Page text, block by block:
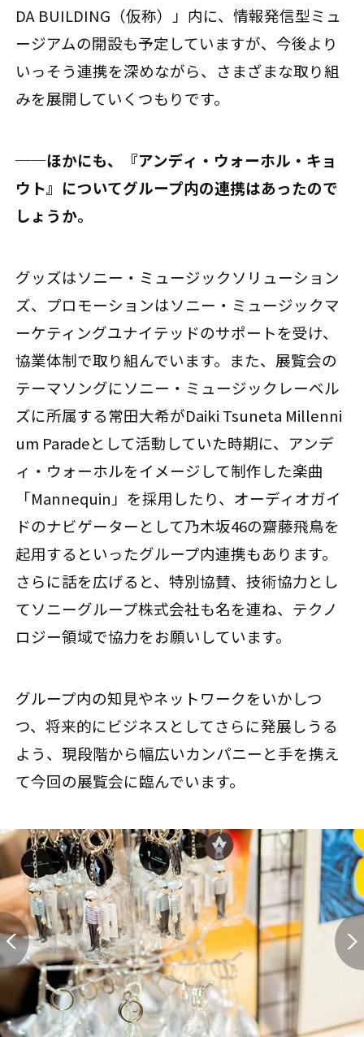
DA BUILDING（仮称）」内に、情報発信型ミュ
ージアムの開設も予定していますが、今後より
いっそう連携を深めながら、さまざまな取り組
みを展開していくつもりです。
──ほかにも、『アンディ・ウォーホル・キョ
ウト』についてグループ内の連携はあったので
しょうか。
グッズはソニー・ミュージックソリューション
ズ、プロモーションはソニー・ミュージックマ
ーケティングユナイテッドのサポートを受け、
協業体制で取り組んでいます。また、展覧会の
テーマソングにソニー・ミュージックレーベル
ズに所属する常田大希がDaiki Tsuneta Millenni
um Paradeとして活動していた時期に、アンデ
ィ・ウォーホルをイメージして制作した楽曲
「Mannequin」を採用したり、オーディオガイ
ドのナビゲーターとして乃木坂46の齋藤飛鳥を
起用するといったグループ内連携もあります。
さらに話を広げると、特別協賛、技術協力とし
てソニーグループ株式会社も名を連ね、テクノ
ロジー領域で協力をお願いしています。
グループ内の知見やネットワークをいかしつ
つ、将来的にビジネスとしてさらに発展しうる
よう、現段階から幅広いカンパニーと手を携え
て今回の展覧会に臨んでいます。